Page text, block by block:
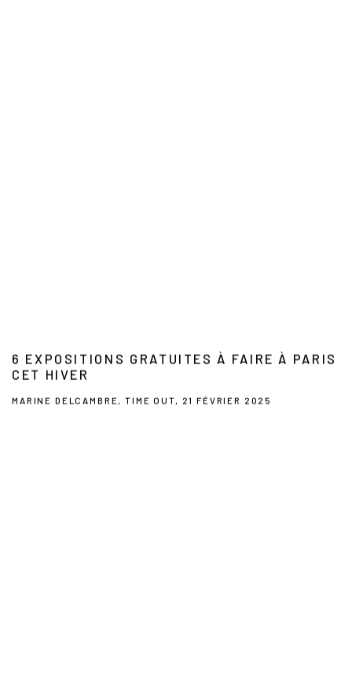
6 EXPOSITIONS GRATUITES À FAIRE À PARIS
CET HIVER
MARINE DELCAMBRE, TIME OUT, 21 FÉVRIER 2025